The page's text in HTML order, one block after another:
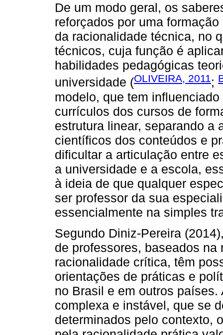
De um modo geral, os
reforçados por uma
da racionalidade técnica, no
técnicos, cuja função é
habilidades pedagógicas
universidade (OLIVEIRA, 2011;
modelo, que tem
currículos dos cursos de
estrutura linear, separando a
científicos dos conteúdos e
dificultar a articulação entre
a universidade e a escola,
à ideia de que qualquer
ser professor da sua
essencialmente na simples
Segundo Diniz-Pereira
de professores, baseados
racionalidade crítica, têm
orientações de práticas e
no Brasil e em outros
complexa e instável, que se
determinados pelo contexto,